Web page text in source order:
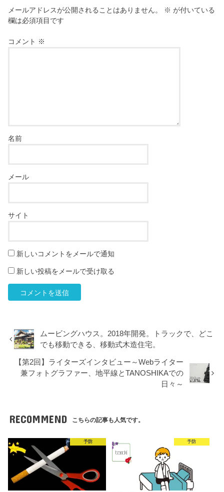
メールアドレスが公開されることはありません。 ※ が付いている
欄は必須項目です
コメント ※
名前
メール
サイト
新しいコメントをメールで通知
新しい投稿をメールで受け取る
ムービングハウス。2018年開発。トラックで、どこ
でも移動できる、移動式木造住宅。
【第2回】ライターズインタビュー～Webライター
兼フォトグラファー、地平線とTANOSHIKAでの
日々～
RECOMMEND こちらの記事も人気です。
予防 予防